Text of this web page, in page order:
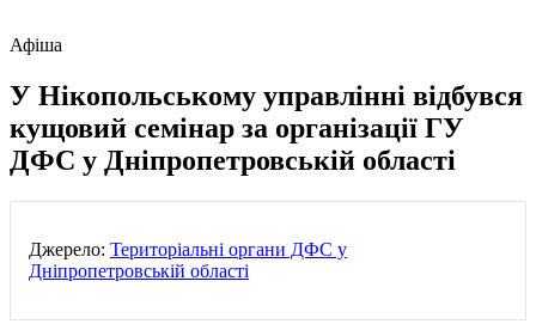
Афіша
У Нікопольському управлінні відбувся
кущовий семінар за організації ГУ
ДФС у Дніпропетровській області
Джерело: Територіальні органи ДФС у
Дніпропетровській області